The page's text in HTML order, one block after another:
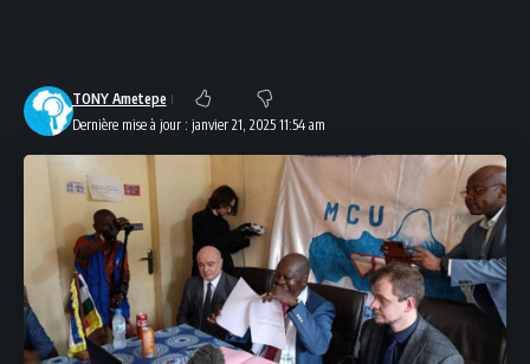
Dernière mise à jour : janvier 21, 2025 11:54 am
TONY Ametepe